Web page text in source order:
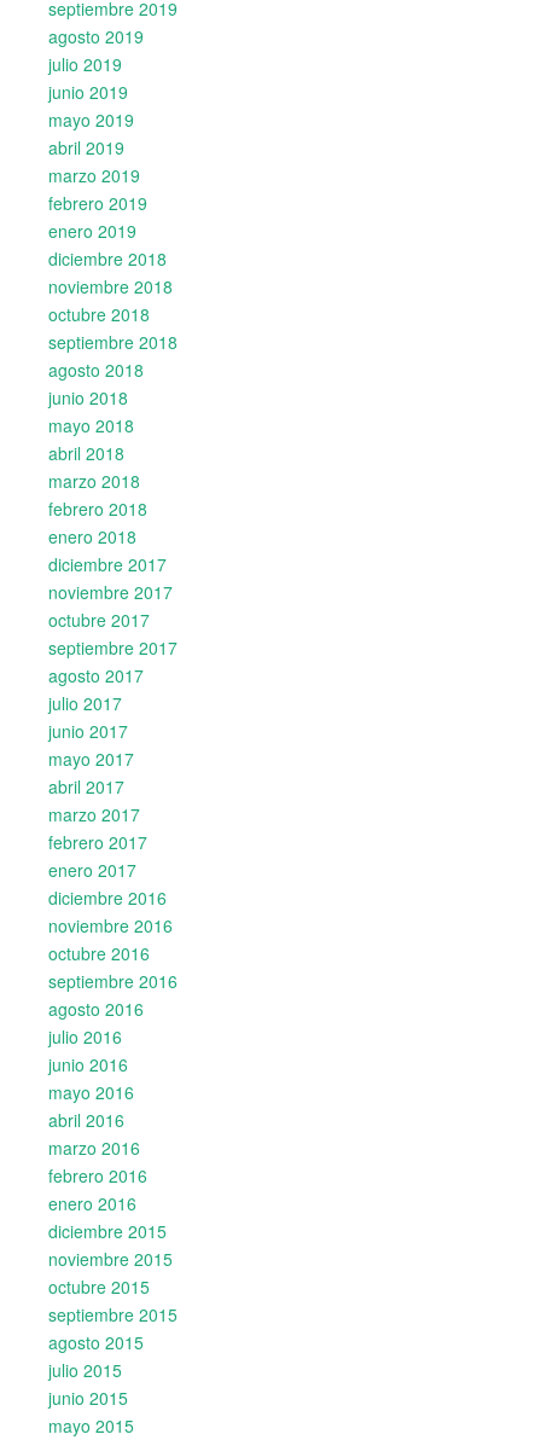
septiembre 2019
agosto 2019
julio 2019
junio 2019
mayo 2019
abril 2019
marzo 2019
febrero 2019
enero 2019
diciembre 2018
noviembre 2018
octubre 2018
septiembre 2018
agosto 2018
junio 2018
mayo 2018
abril 2018
marzo 2018
febrero 2018
enero 2018
diciembre 2017
noviembre 2017
octubre 2017
septiembre 2017
agosto 2017
julio 2017
junio 2017
mayo 2017
abril 2017
marzo 2017
febrero 2017
enero 2017
diciembre 2016
noviembre 2016
octubre 2016
septiembre 2016
agosto 2016
julio 2016
junio 2016
mayo 2016
abril 2016
marzo 2016
febrero 2016
enero 2016
diciembre 2015
noviembre 2015
octubre 2015
septiembre 2015
agosto 2015
julio 2015
junio 2015
mayo 2015